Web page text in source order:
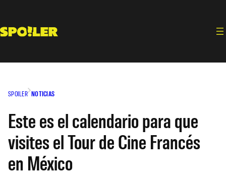
contenido
SPOILER NOTICIAS
Este es el calendario para que
visites el Tour de Cine Francés
en México